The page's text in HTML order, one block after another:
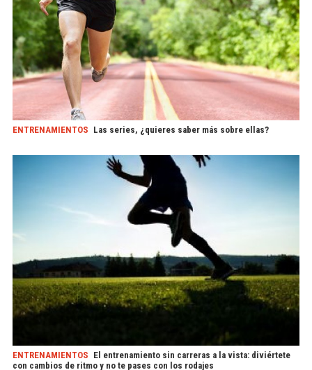
ENTRENAMIENTOS Las series, ¿quieres saber más sobre ellas?
ENTRENAMIENTOS El entrenamiento sin carreras a la vista: diviértete
con cambios de ritmo y no te pases con los rodajes